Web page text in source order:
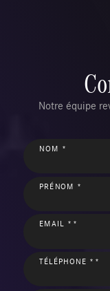
Notre équipe
NOM *
PRÉNOM *
EMAIL **
TÉLÉPHONE **